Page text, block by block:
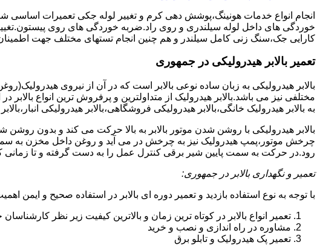
انجام انواع خدمات هونینگ،پوشش دهی کرم و تغییر لوله جکی تعمیرات
خوردگی های داخل لوله سیلندری و روی راد.ضربه خوردگی های روی پیستون.تغییر
کارایی جک،سنگ زنی کامل سیلندر و هم چنین انجام تستهای مختلف جهت
تعمیر بالابر هیدرولیکی در جمهوری
بالابر هیدرولیکی به زبان ساده نوعی بالابر است که در آن از نیروی
مختلفی نیز می باشد.بالابر هیدرولیک از متداولترین و پرفروش ترین انواع بالابر
به بالابر هیدرولیک خانگی،بالابر هیدرولیکی فروشگاهی،بالابر هیدرولیکی
بالابر هیدرولیکی با روشن شدن موتور بالابر به بالا حرکت می کند و بدون
چرخش موتور،پمپ هیدرولیک نیز به چرخش در می آید و روغن داخل مخزن به سمت
رود.در حرکت به سمت پایین شیر برقی کنترل عمل را به دست گرفته و تا زمانی که
تعمیر و نگهداری بالابر در جمهوری:
با توجه به نوع استفاده بازدید و تعمیر دوره ای بالابر در استفاده صحیح و ایمن
تعمیر انواع بالابر در کوتاه ترین زمان و بالاترین کیفیت زیر نظر کارشناسان
مشاوره در راه اندازی و نصب و خرید
تعمیر پک هیدرولیک و تابلو برق